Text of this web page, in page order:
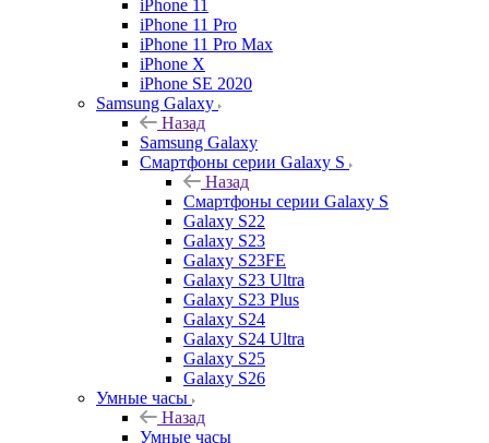
iPhone 11
iPhone 11 Pro
iPhone 11 Pro Max
iPhone X
iPhone SE 2020
Samsung Galaxy
Назад
Samsung Galaxy
Смартфоны серии Galaxy S
Назад
Смартфоны серии Galaxy S
Galaxy S22
Galaxy S23
Galaxy S23FE
Galaxy S23 Ultra
Galaxy S23 Plus
Galaxy S24
Galaxy S24 Ultra
Galaxy S25
Galaxy S26
Умные часы
Назад
Умные часы